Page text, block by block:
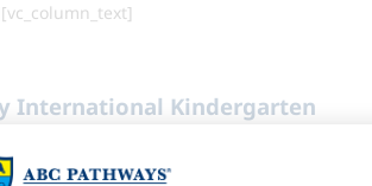
International Kindergarten